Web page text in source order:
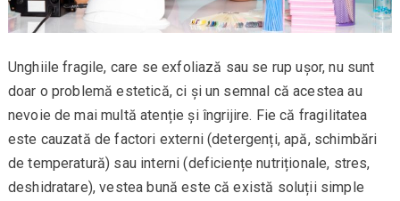
Unghiile fragile, care se exfoliază sau se rup ușor, nu sunt
doar o problemă estetică, ci și un semnal că acestea au
nevoie de mai multă atenție și îngrijire. Fie că fragilitatea
este cauzată de factori externi (detergenți, apă, schimbări
de temperatură) sau interni (deficiențe nutriționale, stres,
deshidratare), vestea bună este că există soluții simple